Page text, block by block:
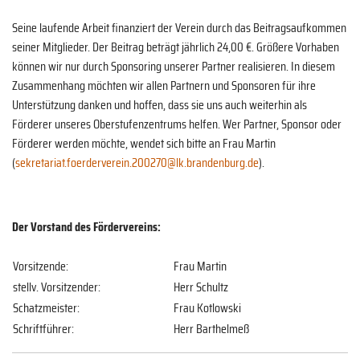
Seine laufende Arbeit finanziert der Verein durch das Beitragsaufkommen
seiner Mitglieder. Der Beitrag beträgt jährlich 24,00 €. Größere Vorhaben
können wir nur durch Sponsoring unserer Partner realisieren. In diesem
Zusammenhang möchten wir allen Partnern und Sponsoren für ihre
Unterstützung danken und hoffen, dass sie uns auch weiterhin als
Förderer unseres Oberstufenzentrums helfen. Wer Partner, Sponsor oder
Förderer werden möchte, wendet sich bitte an Frau Martin
(sekretariat.foerderverein.200270@lk.brandenburg.de).
Der Vorstand des Fördervereins:
Vorsitzende:
Frau Martin
stellv. Vorsitzender:
Herr Schultz
Schatzmeister:
Frau Kotlowski
Schriftführer:
Herr Barthelmeß